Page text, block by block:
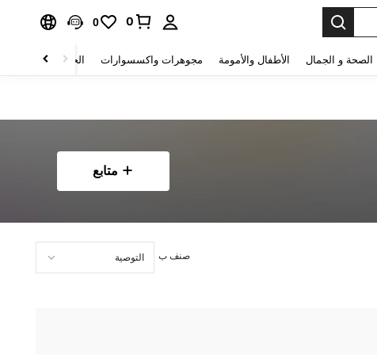
0
0
الصحة و الجمال الأطفال والأمومة مجوهرات واكسسوارات الحقائب والأمتعة
متابع
صنف ب